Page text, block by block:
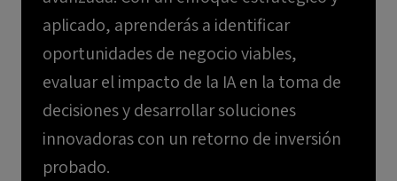
aplicado, aprenderás a identificar
oportunidades de negocio viables,
evaluar el impacto de la IA en la toma de
decisiones y desarrollar soluciones
innovadoras con un retorno de inversión
probado.